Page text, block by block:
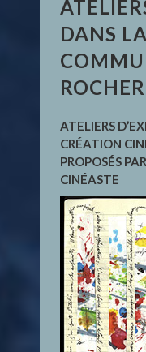
DANS LA
ATELIERS
CRÉATION
PROPOSÉS
CINÉASTE